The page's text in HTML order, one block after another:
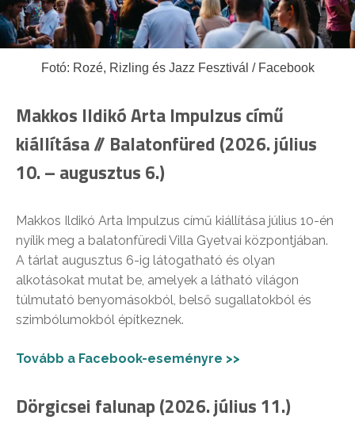
Fotó: Rozé, Rizling és Jazz Fesztivál / Facebook
Makkos Ildikó Arta Impulzus című
kiállítása // Balatonfüred (2026. július
10. – augusztus 6.)
Makkos Ildikó Arta Impulzus című kiállítása július 10-én
nyílik meg a balatonfüredi Villa Gyetvai központjában.
A tárlat augusztus 6-ig látogatható és olyan
alkotásokat mutat be, amelyek a látható világon
túlmutató benyomásokból, belső sugallatokból és
szimbólumokból építkeznek.
Tovább a Facebook-eseményre >>
Dörgicsei falunap (2026. július 11.)